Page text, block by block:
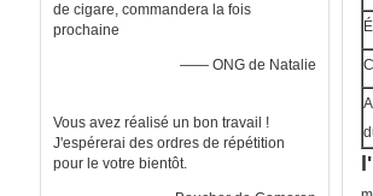
de cigare, commandera la fois
prochaine
—— ONG de Natalie
Vous avez réalisé un bon travail !
J'espérerai des ordres de répétition
pour le votre bientôt.